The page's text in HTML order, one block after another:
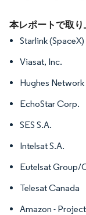
画像 © Mordor
本レポートで取
Starlink (SpaceX)
Viasat, Inc.
Hughes Network
EchoStar Corp.
SES S.A.
Intelsat S.A.
Eutelsat Group/
Telesat Canada
Amazon -